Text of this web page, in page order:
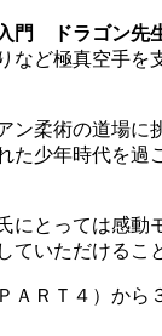
門 ドラゴン先
ど極真空手
柔術の道場
少年時代を
とっては感
いただけるこ
ＲＴ４）か